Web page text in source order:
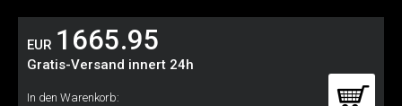
EUR 1665.95
Gratis-Versand innert 24h
In den Warenkorb: